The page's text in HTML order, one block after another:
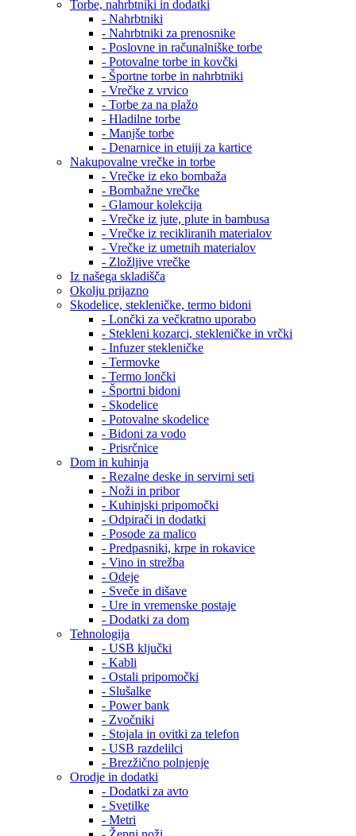
Torbe, nahrbtniki in dodatki
- Nahrbtniki
- Nahrbtniki za prenosnike
- Poslovne in računalniške torbe
- Potovalne torbe in kovčki
- Športne torbe in nahrbtniki
- Vrečke z vrvico
- Torbe za na plažo
- Hladilne torbe
- Manjše torbe
- Denarnice in etuiji za kartice
Nakupovalne vrečke in torbe
- Vrečke iz eko bombaža
- Bombažne vrečke
- Glamour kolekcija
- Vrečke iz jute, plute in bambusa
- Vrečke iz recikliranih materialov
- Vrečke iz umetnih materialov
- Zložljive vrečke
Iz našega skladišča
Okolju prijazno
Skodelice, stekleničke, termo bidoni
- Lončki za večkratno uporabo
- Stekleni kozarci, stekleničke in vrčki
- Infuzer stekleničke
- Termovke
- Termo lončki
- Športni bidoni
- Skodelice
- Potovalne skodelice
- Bidoni za vodo
- Prisrčnice
Dom in kuhinja
- Rezalne deske in servirni seti
- Noži in pribor
- Kuhinjski pripomočki
- Odpirači in dodatki
- Posode za malico
- Predpasniki, krpe in rokavice
- Vino in strežba
- Odeje
- Sveče in dišave
- Ure in vremenske postaje
- Dodatki za dom
Tehnologija
- USB ključki
- Kabli
- Ostali pripomočki
- Slušalke
- Power bank
- Zvočniki
- Stojala in ovitki za telefon
- USB razdelilci
- Brezžično polnjenje
Orodje in dodatki
- Dodatki za avto
- Svetilke
- Metri